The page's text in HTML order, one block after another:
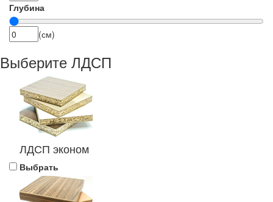
Глубина
(см)
Выберите ЛДСП
ЛДСП эконом
Выбрать